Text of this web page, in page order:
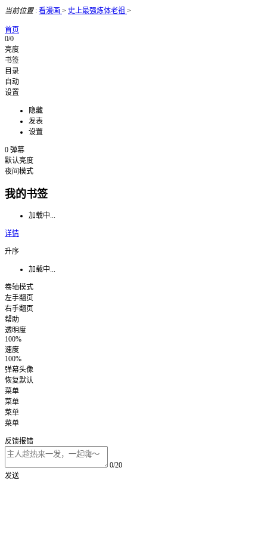
当前位置: 看漫画 > 史上最强炼体老祖 >
首页
0/0
亮度
书签
目录
自动
设置
隐藏
发表
设置
0 弹幕
默认亮度
夜间模式
我的书签
加载中...
详情
升序
加载中...
卷轴模式
左手翻页
右手翻页
帮助
透明度
100%
速度
100%
弹幕头像
恢复默认
菜单
菜单
菜单
菜单
反馈报错
0/20
发送